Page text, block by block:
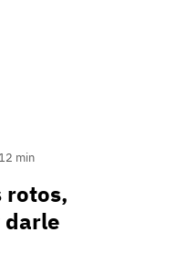
12 min
rotos,
darle